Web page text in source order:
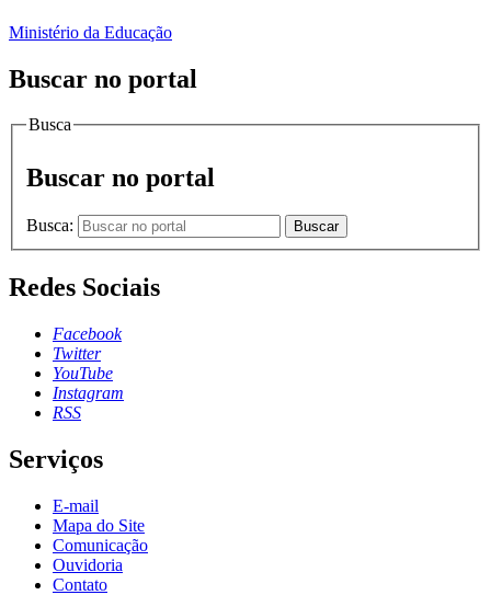
Ministério da Educação
Buscar no portal
Busca
Buscar no portal
Busca: Buscar
Redes Sociais
Facebook
Twitter
YouTube
Instagram
RSS
Serviços
E-mail
Mapa do Site
Comunicação
Ouvidoria
Contato